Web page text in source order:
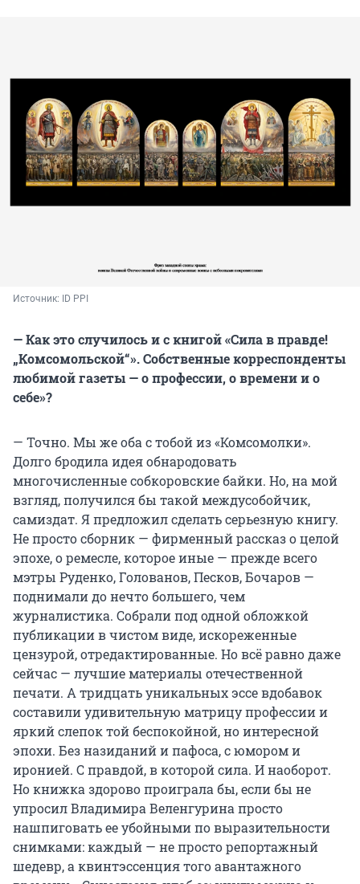
Источник: ID PPI
— Как это случилось и с книгой «Сила в правде!
„Комсомольской“». Собственные корреспонденты
любимой газеты — о профессии, о времени и о
себе»?
— Точно. Мы же оба с тобой из «Комсомолки».
Долго бродила идея обнародовать
многочисленные собкоровские байки. Но, на мой
взгляд, получился бы такой междусобойчик,
самиздат. Я предложил сделать серьезную книгу.
Не просто сборник — фирменный рассказ о целой
эпохе, о ремесле, которое иные — прежде всего
мэтры Руденко, Голованов, Песков, Бочаров —
поднимали до нечто большего, чем
журналистика. Собрали под одной обложкой
публикации в чистом виде, искореженные
цензурой, отредактированные. Но всё равно даже
сейчас — лучшие материалы отечественной
печати. А тридцать уникальных эссе вдобавок
составили удивительную матрицу профессии и
яркий слепок той беспокойной, но интересной
эпохи. Без назиданий и пафоса, с юмором и
иронией. С правдой, в которой сила. И наоборот.
Но книжка здорово проиграла бы, если бы не
упросил Владимира Веленгурина просто
нашпиговать ее убойными по выразительности
снимками: каждый — не просто репортажный
шедевр, а квинтэссенция того авантажного